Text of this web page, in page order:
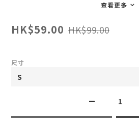
查看更多
HK$59.00 HK$99.00
尺寸